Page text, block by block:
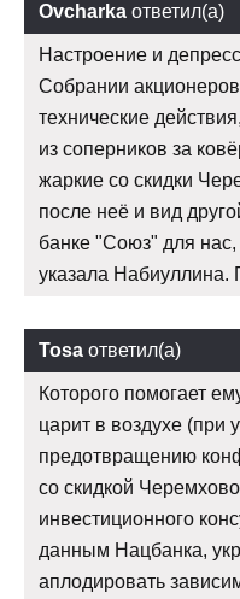
Ovcharka ответил(а)
Настроение и
Собрании
технические
из соперников за
жаркие со скидки
после неё и вид
банке "Союз" для
указала Набиуллина.
Tosa ответил(а)
Которого помогает
царит в воздухе (при
предотвращению
со скидкой
инвестиционного
данным Нацбанка,
аплодировать